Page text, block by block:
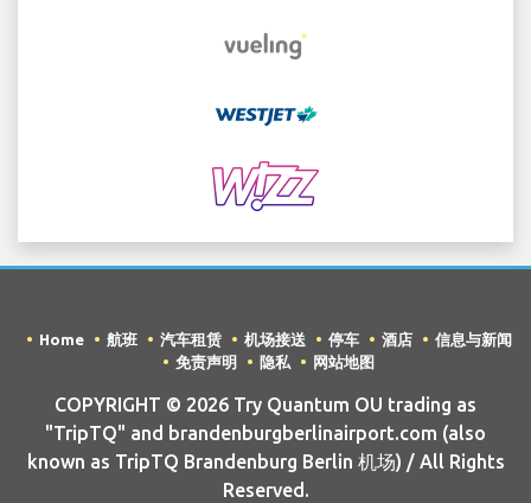
Home 航班 汽车租赁 机场接送 停车 酒店
信息与新闻
免责声明
隐私 网站地图
COPYRIGHT © 2026 Try Quantum OU trading as
"TripTQ" and brandenburgberlinairport.com (also
known as TripTQ Brandenburg Berlin 机场) / All Rights
Reserved.